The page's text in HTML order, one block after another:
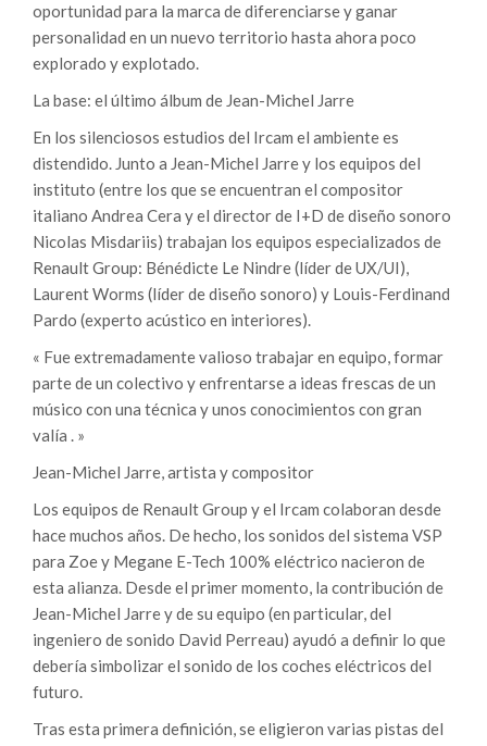
oportunidad para la marca de diferenciarse y ganar
personalidad en un nuevo territorio hasta ahora poco
explorado y explotado.
La base: el último álbum de Jean-Michel Jarre
En los silenciosos estudios del Ircam el ambiente es
distendido. Junto a Jean-Michel Jarre y los equipos del
instituto (entre los que se encuentran el compositor
italiano Andrea Cera y el director de I+D de diseño sonoro
Nicolas Misdariis) trabajan los equipos especializados de
Renault Group: Bénédicte Le Nindre (líder de UX/UI),
Laurent Worms (líder de diseño sonoro) y Louis-Ferdinand
Pardo (experto acústico en interiores).
« Fue extremadamente valioso trabajar en equipo, formar
parte de un colectivo y enfrentarse a ideas frescas de un
músico con una técnica y unos conocimientos con gran
valía . »
Jean-Michel Jarre, artista y compositor
Los equipos de Renault Group y el Ircam colaboran desde
hace muchos años. De hecho, los sonidos del sistema VSP
para Zoe y Megane E-Tech 100% eléctrico nacieron de
esta alianza. Desde el primer momento, la contribución de
Jean-Michel Jarre y de su equipo (en particular, del
ingeniero de sonido David Perreau) ayudó a definir lo que
debería simbolizar el sonido de los coches eléctricos del
futuro.
Tras esta primera definición, se eligieron varias pistas del